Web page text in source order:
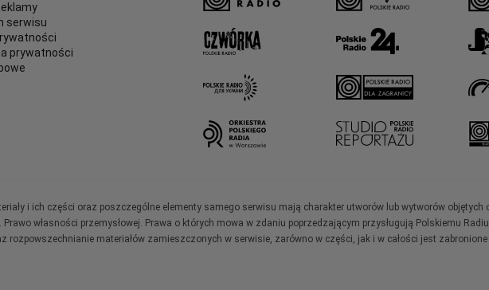
serwisu
prywatności
i ich części oraz poszczególne elementy samego serwisu mają charakter utworów lub wytworów objętych
własności przemysłowej. Prawa o których mowa w zdaniu poprzedzającym przysługują Polskiemu
rozpowszechnianie materiałów zamieszczonych w serwisie, zarówno w części, jak i w całości jest